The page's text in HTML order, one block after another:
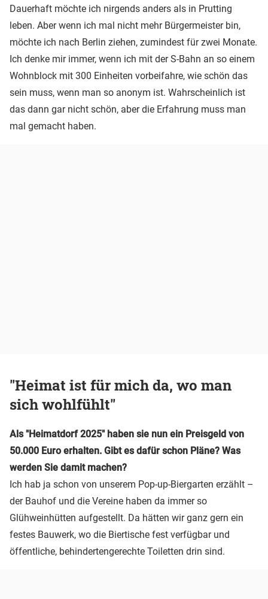
Dauerhaft möchte ich nirgends anders als in Prutting
leben. Aber wenn ich mal nicht mehr Bürgermeister bin,
möchte ich nach Berlin ziehen, zumindest für zwei Monate.
Ich denke mir immer, wenn ich mit der S-Bahn an so einem
Wohnblock mit 300 Einheiten vorbeifahre, wie schön das
sein muss, wenn man so anonym ist. Wahrscheinlich ist
das dann gar nicht schön, aber die Erfahrung muss man
mal gemacht haben.
"Heimat ist für mich da, wo man
sich wohlfühlt"
Als "Heimatdorf 2025" haben sie nun ein Preisgeld von
50.000 Euro erhalten. Gibt es dafür schon Pläne? Was
werden Sie damit machen?
Ich hab ja schon von unserem Pop-up-Biergarten erzählt –
der Bauhof und die Vereine haben da immer so
Glühweinhütten aufgestellt. Da hätten wir ganz gern ein
festes Bauwerk, wo die Biertische fest verfügbar und
öffentliche, behindertengerechte Toiletten drin sind.